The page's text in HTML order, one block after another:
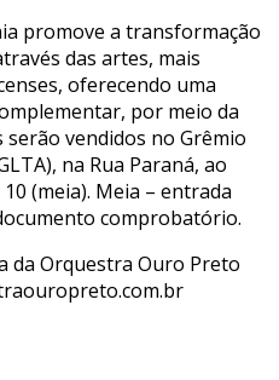
promove a transformação
das artes, mais
oferecendo uma
por meio da
vendidos no Grêmio
na Rua Paraná, ao
(meia). Meia – entrada
comprobatório.
da Orquestra Ouro Preto